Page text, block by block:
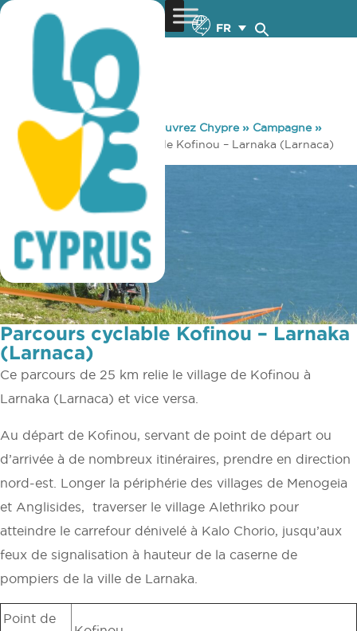
FR
You are here: Home »Découvrez Chypre» Campagne»
Cyclisme» Parcours cyclable Kofinou – Larnaka (Larnaca)
Parcours cyclable Kofinou – Larnaka
(Larnaca)
Ce parcours de 25 km relie le village de Kofinou à
Larnaka (Larnaca) et vice versa.
Au départ de Kofinou, servant de point de départ ou
d’arrivée à de nombreux itinéraires, prendre en direction
nord-est. Longer la périphérie des villages de Menogeia
et Anglisides, traverser le village Alethriko pour
atteindre le carrefour dénivelé à Kalo Chorio, jusqu’aux
feux de signalisation à hauteur de la caserne de
pompiers de la ville de Larnaka.
Point de